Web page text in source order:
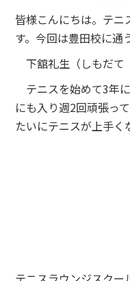
皆様こんにちは。テニ
す。今回は豊田校に通
下舘礼生（しもだ
テニスを始めて3年
にも入り週2回頑張っ
たいにテニスが上手く